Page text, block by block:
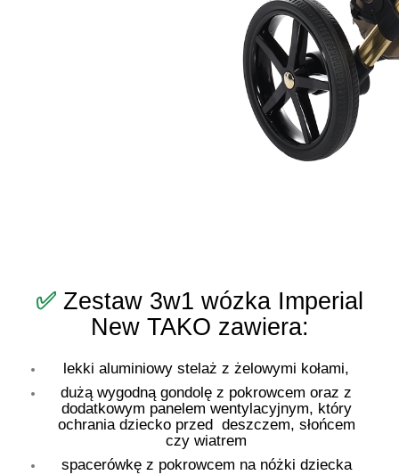
✅ Zestaw 3w1 wózka Imperial
New TAKO zawiera:
lekki aluminiowy stelaż z żelowymi kołami,
dużą wygodną gondolę z pokrowcem oraz z
dodatkowym panelem wentylacyjnym, który
ochrania dziecko przed deszczem, słońcem
czy wiatrem
spacerówkę z pokrowcem na nóżki dziecka